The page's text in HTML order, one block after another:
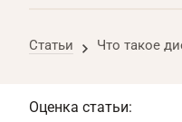
Статьи Что такое
Оценка статьи: